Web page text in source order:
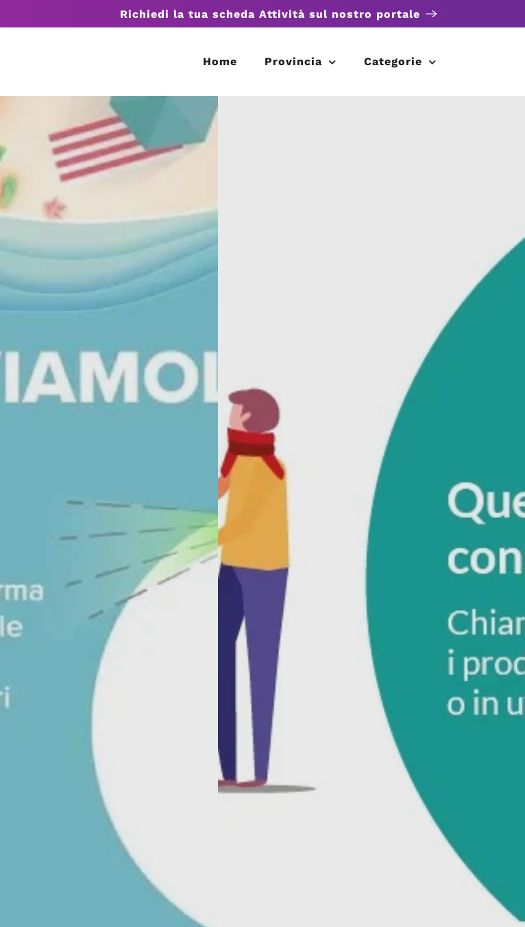
Richiedi la tua scheda Attività sul nostro portale
Home Provincia Categorie